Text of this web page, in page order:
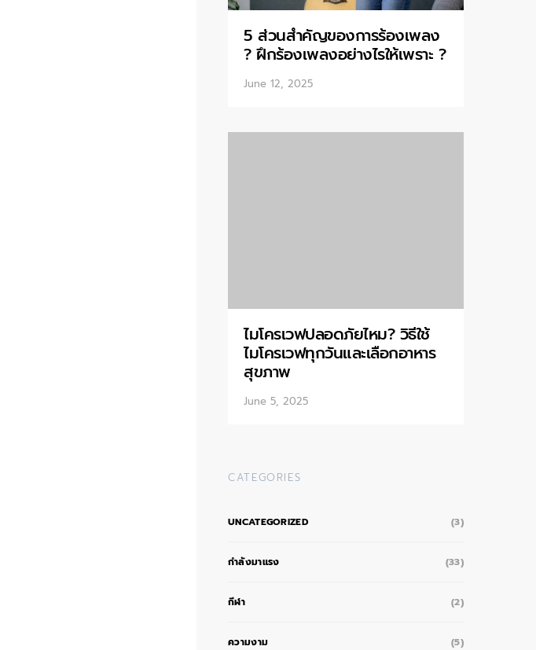
5 ส่วนสำคัญของการร้องเพลง
? ฝึกร้องเพลงอย่างไรให้เพราะ ?
June 12, 2025
ไมโครเวฟปลอดภัยไหม? วิธีใช้
ไมโครเวฟทุกวันและเลือกอาหาร
สุขภาพ
June 5, 2025
CATEGORIES
UNCATEGORIZED (3)
กำลังมาแรง (33)
กีฬา (2)
ความงาม (5)